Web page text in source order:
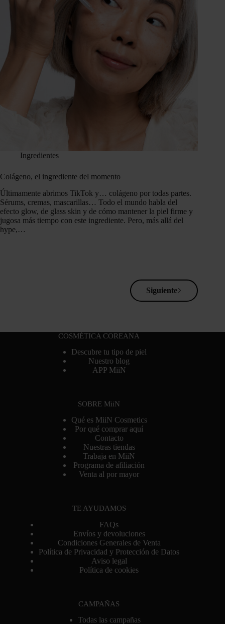
Ingredientes
Colágeno, el ingrediente del momento
Últimamente abrimos TikTok y… colágeno por todas partes.
Sérums, cremas, mascarillas… Todo el mundo habla del
efecto glow, de glass skin y de cómo mantener la piel firme y
jugosa más tiempo con este ingrediente. Pero, más allá del
hype,…
Siguiente
COSMÉTICA COREANA
Descubre tu tipo de piel
Nuestro blog
APP MiiN
SOBRE MiiN
Qué es MiiN Cosmetics
Por qué comprar aquí
Contacto
Nuestras tiendas
Trabaja en MiiN
Programa de afiliación
Venta al por mayor
TE AYUDAMOS
FAQs
Envíos y devoluciones
Condiciones Generales de Venta
Política de Privacidad y Protección de Datos
Aviso legal
Política de cookies
CAMPAÑAS
Todas las campañas